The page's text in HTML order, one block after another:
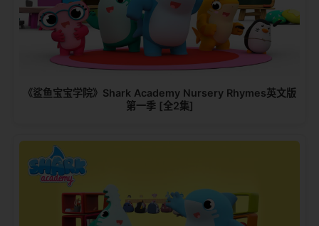
《鲨鱼宝宝学院》Shark Academy Nursery Rhymes英文版
第一季 [全2集]